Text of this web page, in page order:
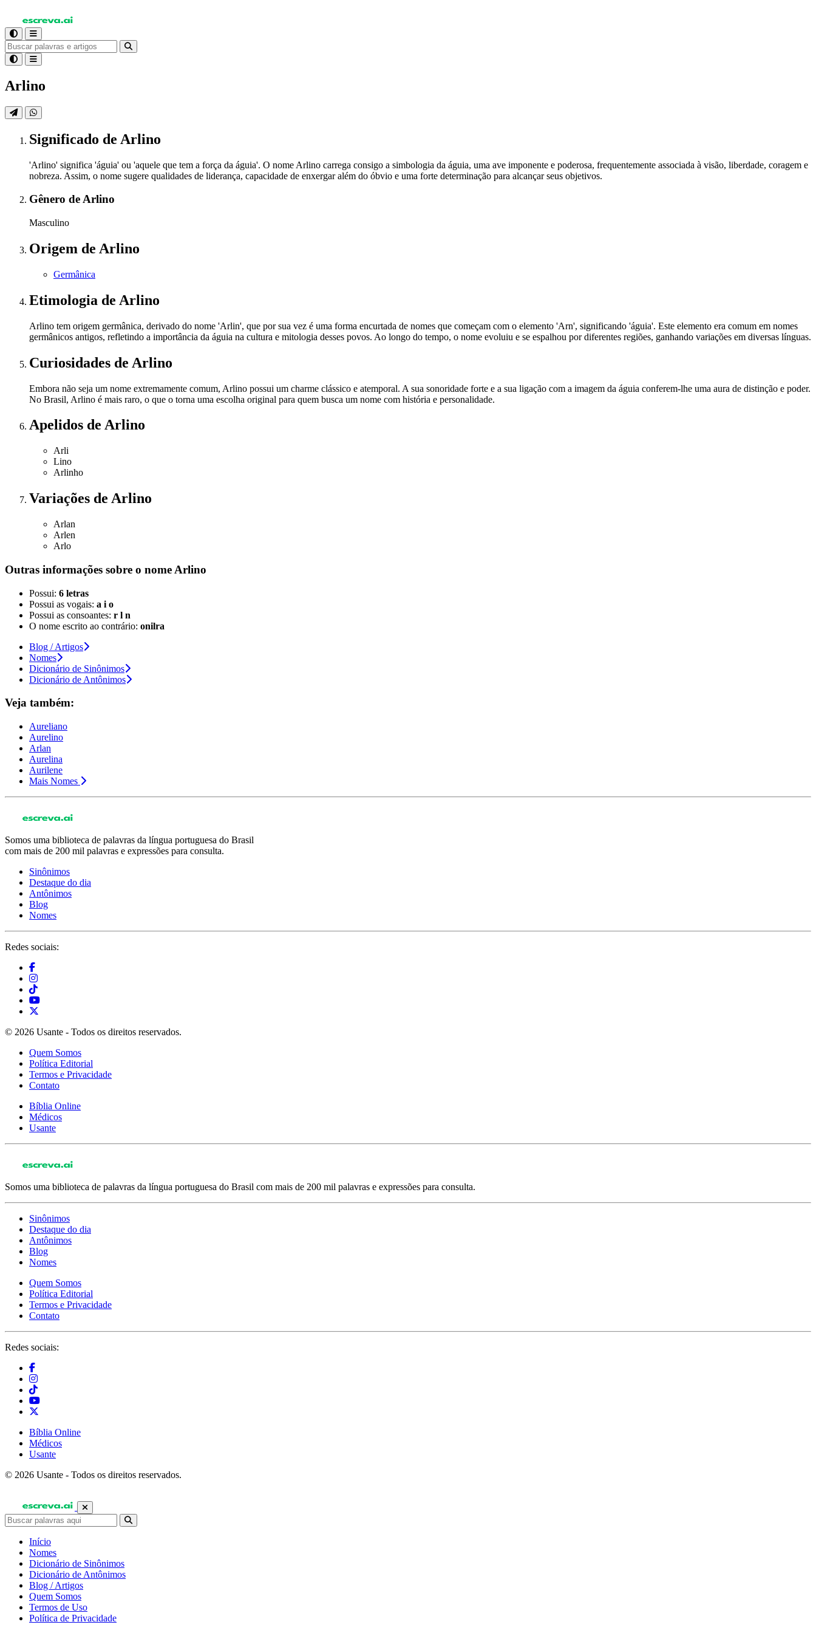
Arlino
Significado de Arlino
'Arlino' significa 'águia' ou 'aquele que tem a força da águia'. O nome Arlino carrega consigo a simbologia da águia, uma ave imponente e poderosa, frequentemente associada à visão, liberdade, coragem e
nobreza. Assim, o nome sugere qualidades de liderança, capacidade de enxergar além do óbvio e uma forte determinação para alcançar seus objetivos.
Gênero de Arlino
Masculino
Origem de Arlino
Germânica
Etimologia de Arlino
Arlino tem origem germânica, derivado do nome 'Arlin', que por sua vez é uma forma encurtada de nomes que começam com o elemento 'Arn', significando 'águia'. Este elemento era comum em nomes
germânicos antigos, refletindo a importância da águia na cultura e mitologia desses povos. Ao longo do tempo, o nome evoluiu e se espalhou por diferentes regiões, ganhando variações em diversas línguas.
Curiosidades de Arlino
Embora não seja um nome extremamente comum, Arlino possui um charme clássico e atemporal. A sua sonoridade forte e a sua ligação com a imagem da águia conferem-lhe uma aura de distinção e poder.
No Brasil, Arlino é mais raro, o que o torna uma escolha original para quem busca um nome com história e personalidade.
Apelidos de Arlino
Arli
Lino
Arlinho
Variações de Arlino
Arlan
Arlen
Arlo
Outras informações sobre o nome Arlino
Possui: 6 letras
Possui as vogais: a i o
Possui as consoantes: r l n
O nome escrito ao contrário: onilra
Blog / Artigos
Nomes
Dicionário de Sinônimos
Dicionário de Antônimos
Veja também:
Aureliano
Aurelino
Arlan
Aurelina
Aurilene
Mais Nomes
Somos uma biblioteca de palavras da língua portuguesa do Brasil
com mais de 200 mil palavras e expressões para consulta.
Sinônimos
Destaque do dia
Antônimos
Blog
Nomes
Redes sociais:
© 2026 Usante - Todos os direitos reservados.
Quem Somos
Política Editorial
Termos e Privacidade
Contato
Bíblia Online
Médicos
Usante
Somos uma biblioteca de palavras da língua portuguesa do Brasil com mais de 200 mil palavras e expressões para consulta.
Sinônimos
Destaque do dia
Antônimos
Blog
Nomes
Quem Somos
Política Editorial
Termos e Privacidade
Contato
Redes sociais:
Bíblia Online
Médicos
Usante
© 2026 Usante - Todos os direitos reservados.
Início
Nomes
Dicionário de Sinônimos
Dicionário de Antônimos
Blog / Artigos
Quem Somos
Termos de Uso
Política de Privacidade